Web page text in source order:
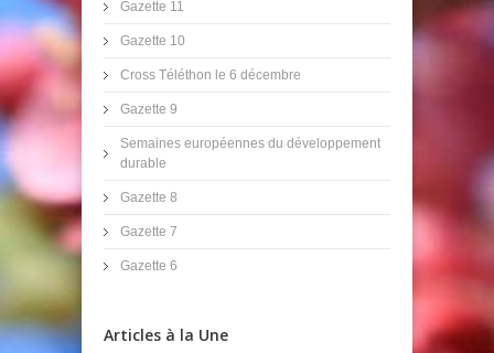
Gazette 11
Gazette 10
Cross Téléthon le 6 décembre
Gazette 9
Semaines européennes du développement
durable
Gazette 8
Gazette 7
Gazette 6
Articles à la Une